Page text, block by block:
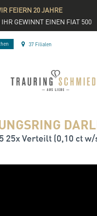
FEIERN 20 JAHRE
IHR GEWINNT EINEN FIAT 500
37 Filialen
25x Verteilt (0,10 ct